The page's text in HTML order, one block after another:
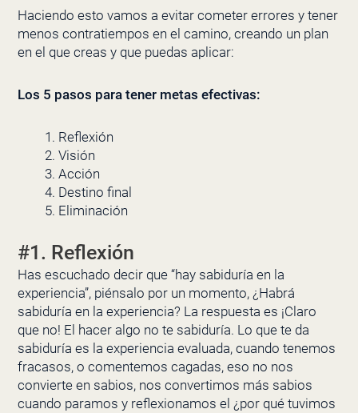
Haciendo esto vamos a evitar cometer errores y tener
menos contratiempos en el camino, creando un plan
en el que creas y que puedas aplicar:
Los 5 pasos para tener metas efectivas:
Reflexión
Visión
Acción
Destino final
Eliminación
#1. Reflexión
Has escuchado decir que “hay sabiduría en la
experiencia”, piénsalo por un momento, ¿Habrá
sabiduría en la experiencia? La respuesta es ¡Claro
que no! El hacer algo no te sabiduría. Lo que te da
sabiduría es la experiencia evaluada, cuando tenemos
fracasos, o comentemos cagadas, eso no nos
convierte en sabios, nos convertimos más sabios
cuando paramos y reflexionamos el ¿por qué tuvimos